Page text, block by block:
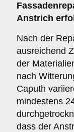
Anstrich
Nach der
ausreichend
der
nach
Caputh
mindestens
dass der